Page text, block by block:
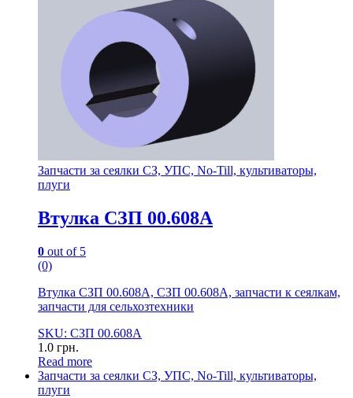
Запчасти за сеялки СЗ, УПС, No-Till, культиваторы,
плуги
Втулка СЗП 00.608А
0 out of 5
(0)
Втулка СЗП 00.608А, СЗП 00.608А, запчасти к сеялкам,
запчасти для сельхозтехники
SKU: СЗП 00.608А
1.0 грн.
Read more
Запчасти за сеялки СЗ, УПС, No-Till, культиваторы,
плуги